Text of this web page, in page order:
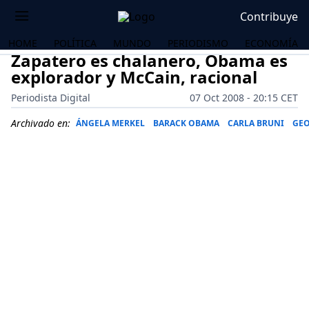
Contribuye
HOME POLÍTICA MUNDO PERIODISMO ECONOMÍA
Zapatero es chalanero, Obama es
explorador y McCain, racional
Periodista Digital
07 Oct 2008 - 20:15 CET
Archivado en: ÁNGELA MERKEL BARACK OBAMA CARLA BRUNI